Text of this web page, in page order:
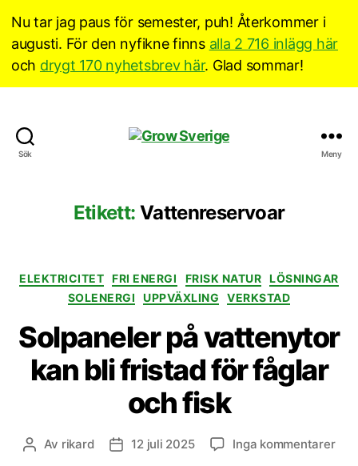
Nu tar jag paus för semester, puh! Återkommer i
augusti. För den nyfikne finns alla 2 716 inlägg här
och drygt 170 nyhetsbrev här. Glad sommar!
Sök Meny
Etikett: Vattenreservoar
Kategorier
ELEKTRICITET FRI ENERGI FRISK NATUR LÖSNINGAR
SOLENERGI
UPPVÄXLING VERKSTAD
Solpaneler på vattenytor
kan bli fristad för fåglar
och fisk
Inläggsförfattare
Av rikard Inläggsdatum
12 juli 2025 Inga kommentarertill